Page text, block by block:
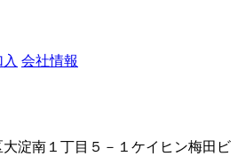
会社情報
淀南１丁目５－１ケイヒン梅田ビ